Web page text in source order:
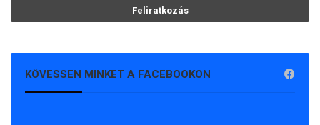
KÖVESSEN MINKET A FACEBOOKON